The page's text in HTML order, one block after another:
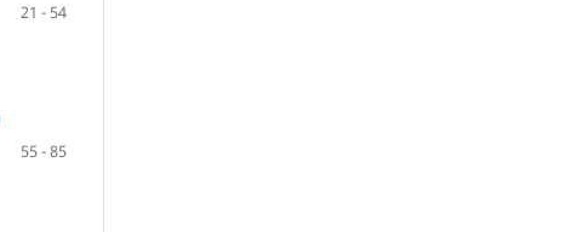
21 - 54
55 - 85